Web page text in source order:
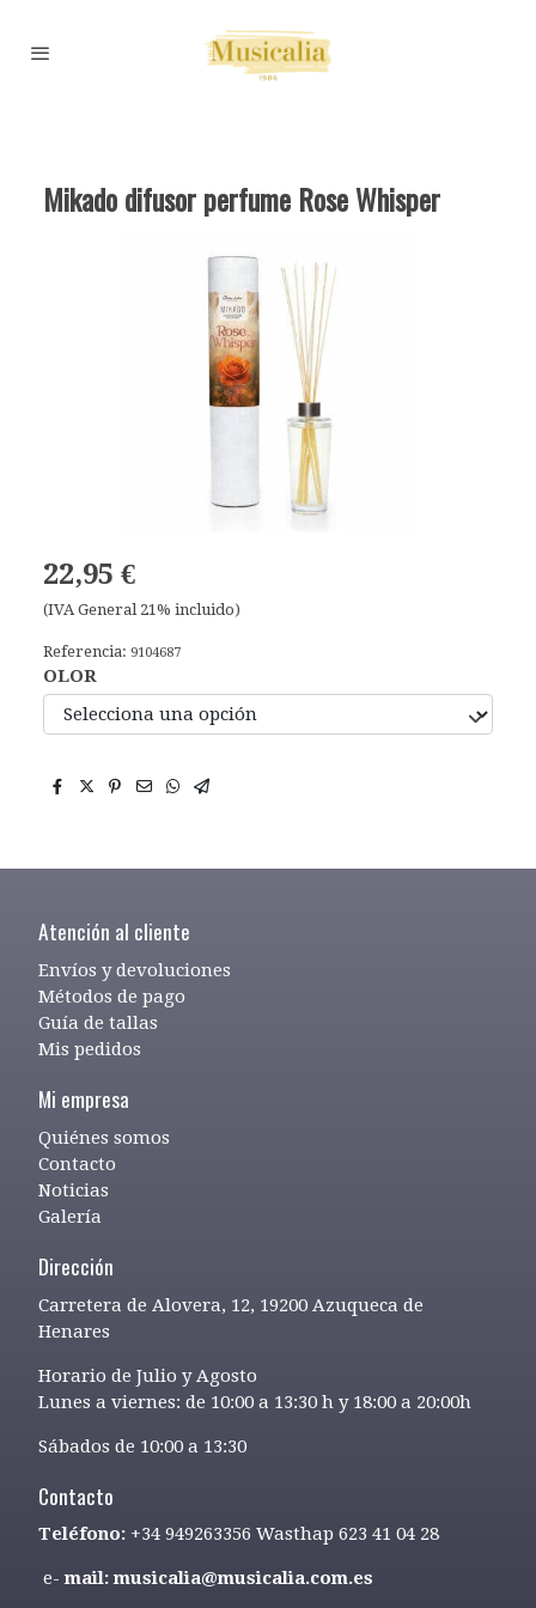
Mikado difusor perfume Rose Whisper
22,95 €
(IVA General 21% incluido)
Referencia: 9104687
OLOR
Atención al cliente
Envíos y devoluciones
Métodos de pago
Guía de tallas
Mis pedidos
Mi empresa
Quiénes somos
Contacto
Noticias
Galería
Dirección
Carretera de Alovera, 12, 19200 Azuqueca de
Henares
Horario de Julio y Agosto
Lunes a viernes: de 10:00 a 13:30 h y 18:00 a 20:00h
Sábados de 10:00 a 13:30
Contacto
Teléfono: +34 949263356 Wasthap 623 41 04 28
e-mail: musicalia@musicalia.com.es